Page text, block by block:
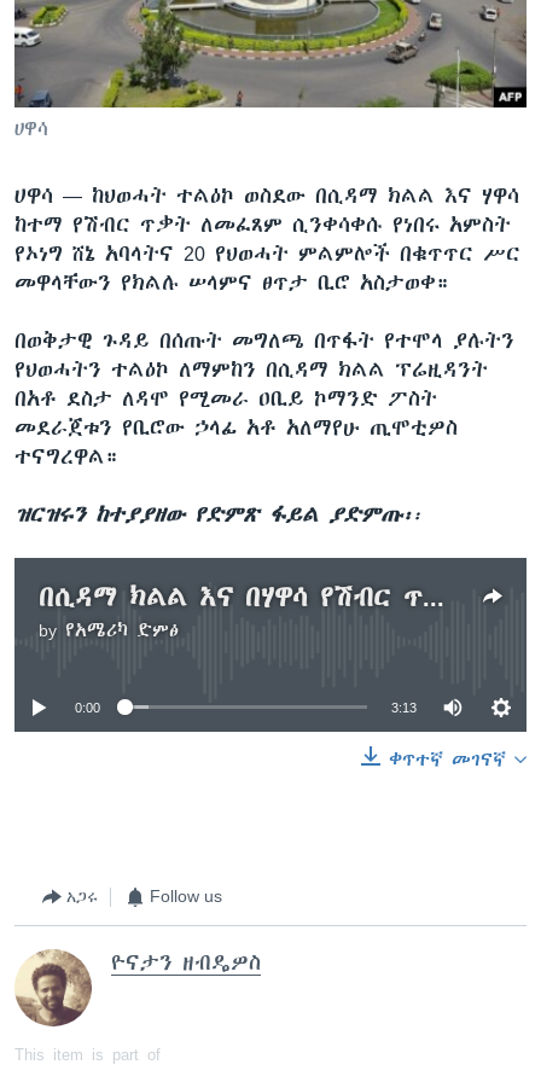
ቋንቋዎች
ሀዋሳ
ሀዋሳ — ከህወሓት ተልዕኮ ወስደው በሲዳማ ክልል እና ሃዋሳ
ከተማ የሽብር ጥቃት ለመፈጸም ሲንቀሳቀሱ የነበሩ አምስት
የኦነግ ሸኔ አባላትና 20 የህወሓት ምልምሎች በቁጥጥር ሥር
መዋላቸውን የክልሉ ሠላምና ፀጥታ ቢሮ አስታወቀ።
በወቅታዊ ጉዳይ በሰጡት መግለጫ በጥፋት የተሞላ ያሉትን
የህወሓትን ተልዕኮ ለማምከን በሲዳማ ክልል ፕሬዚዳንት
በአቶ ደስታ ለዳሞ የሚመራ ዐቢይ ኮማንድ ፖስት
መደራጀቱን የቢሮው ኃላፊ አቶ አለማየሁ ጢሞቲዎስ
ተናግረዋል።
ዝርዝሩን ከተያያዘው የድምጽ ፋይል ያድምጡ፡፡
በሲዳማ ክልል እና በሃዋሳ የሽብር ጥቃት ሊፈፅሙ የታባሉ ሰዎች ታሰሩ
by የአሜሪካ ድምፅ
No media source currently available
0:00 3:13
ቀጥተኛ መገናኛ
አጋሩ Follow us
ዮናታን ዘብዴዎስ
This item is part of